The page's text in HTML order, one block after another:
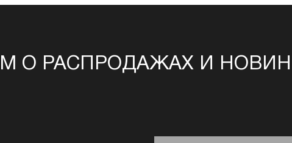
О РАСПРОДАЖАХ И